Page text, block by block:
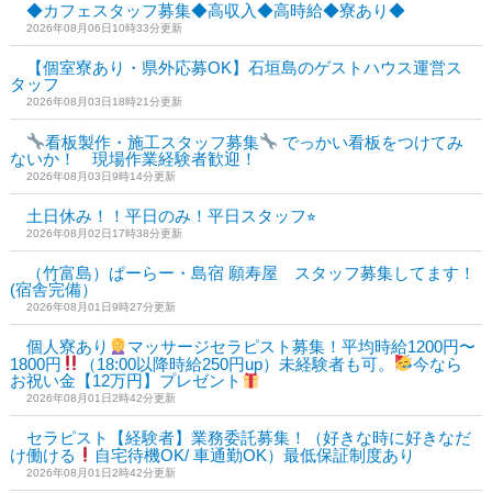
◆カフェスタッフ募集◆高収入◆高時給◆寮あり◆
2026年08月06日10時33分更新
【個室寮あり・県外応募OK】石垣島のゲストハウス運営ス
タッフ
2026年08月03日18時21分更新
看板製作・施工スタッフ募集
でっかい看板をつけてみ
ないか！ 現場作業経験者歓迎！
2026年08月03日9時14分更新
土日休み！！平日のみ！平日スタッフ⭐︎
2026年08月02日17時38分更新
（竹富島）ぱーらー・島宿 願寿屋 スタッフ募集してます！
(宿舎完備）
2026年08月01日9時27分更新
個人寮あり
マッサージセラピスト募集！平均時給1200円〜
1800円
（18:00以降時給250円up）未経験者も可。
今なら
お祝い金【12万円】プレゼント
2026年08月01日2時42分更新
セラピスト【経験者】業務委託募集！（好きな時に好きなだ
け働ける
自宅待機OK/ 車通勤OK）最低保証制度あり
2026年08月01日2時42分更新